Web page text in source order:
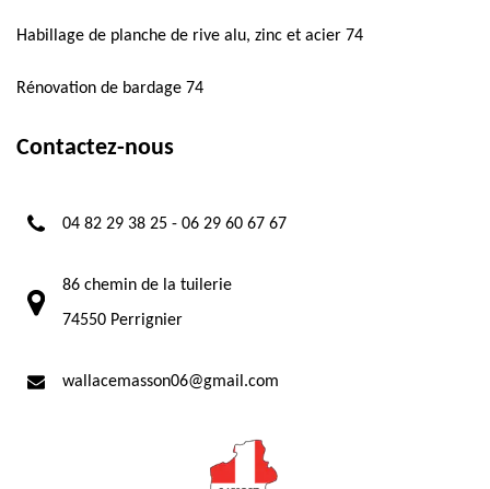
Habillage de planche de rive alu, zinc et acier 74
Rénovation de bardage 74
Contactez-nous
04 82 29 38 25 - 06 29 60 67 67
86 chemin de la tuilerie
74550 Perrignier
wallacemasson06@gmail.com